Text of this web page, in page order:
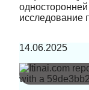
исследование
14.06.2025